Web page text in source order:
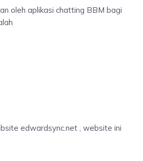
oleh aplikasi chatting BBM bagi
edwardsync.net , website ini